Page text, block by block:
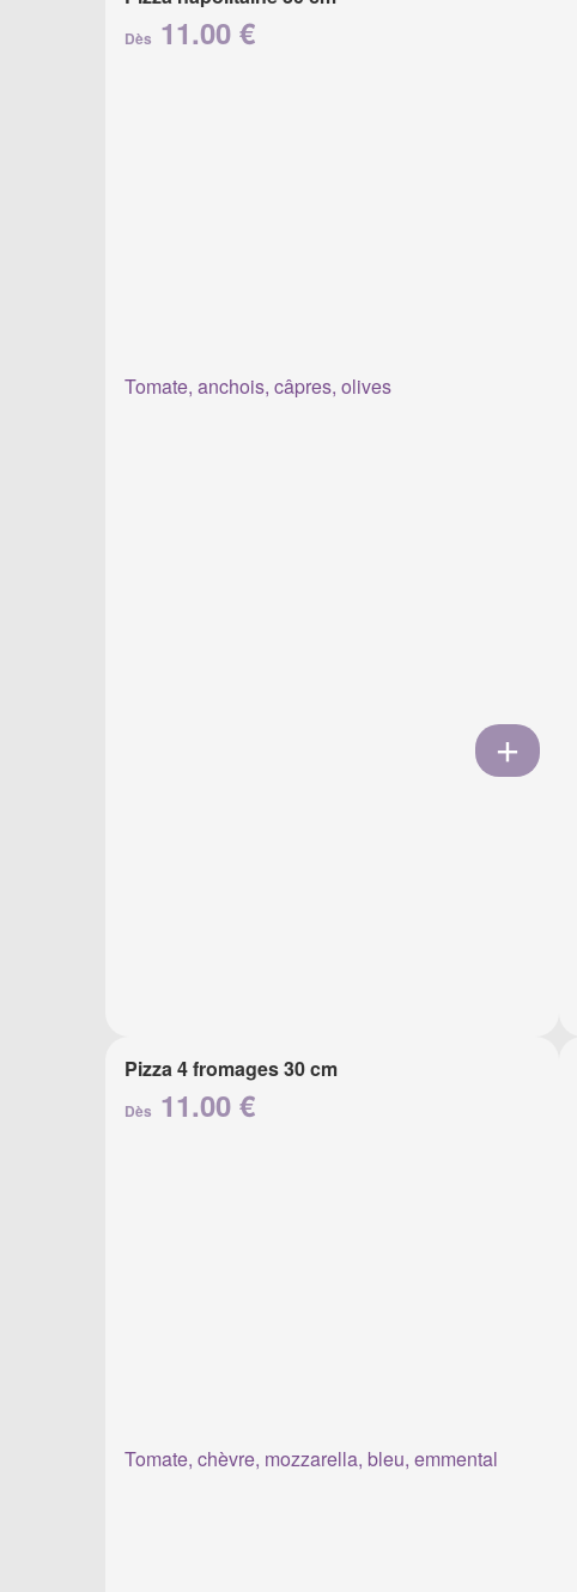
Dès 11.00 €
Tomate, anchois, câpres, olives
Pizza 4 fromages 30 cm
Dès 11.00 €
Tomate, chèvre, mozzarella, bleu, emmental